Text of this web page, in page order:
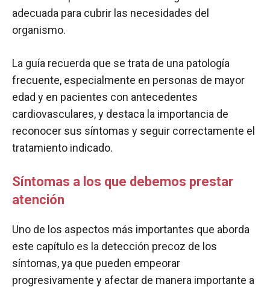
adecuada para cubrir las necesidades del
organismo.
La guía recuerda que se trata de una patología
frecuente, especialmente en personas de mayor
edad y en pacientes con antecedentes
cardiovasculares, y destaca la importancia de
reconocer sus síntomas y seguir correctamente el
tratamiento indicado.
Síntomas a los que debemos prestar
atención
Uno de los aspectos más importantes que aborda
este capítulo es la detección precoz de los
síntomas, ya que pueden empeorar
progresivamente y afectar de manera importante a